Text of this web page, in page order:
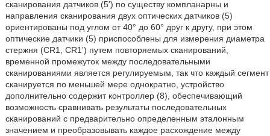
сканирования датчиков (5') по существу компланарны и
направления сканирования двух оптических датчиков (5)
ориентированы под углом от 40° до 60° друг к другу, при этом
оптические датчики (5) приспособлены для измерения диаметра
стержня (CR1, CR1') путем повторяемых сканирований,
временной промежуток между последовательными
сканированиями является регулируемым, так что каждый сегмент
сканируется по меньшей мере однократно, устройство
дополнительно содержит контроллер (8), обеспечивающий
возможность сравнивать результаты последовательных
сканирований с предварительно определенным эталонным
значением и преобразовывать каждое расхождение между